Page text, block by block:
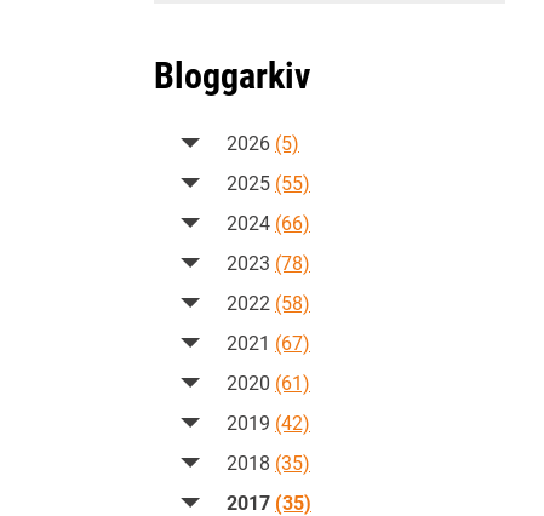
Bloggarkiv
2026 (5)
2025 (55)
2024 (66)
2023 (78)
2022 (58)
2021 (67)
2020 (61)
2019 (42)
2018 (35)
2017 (35)